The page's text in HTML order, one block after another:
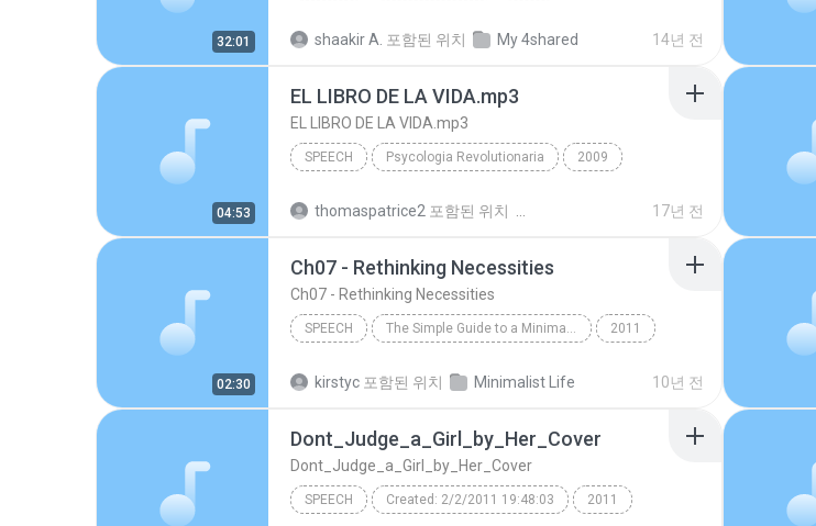
32:01 shaakir A. 포함된 위치 My 4shared 14년 전
04:53
EL LIBRO DE LA VIDA.mp3
EL LIBRO DE LA VIDA.mp3
SPEECH Psycologia Revolutionaria 2009
thomaspatrice2 포함된 위치 17년 전
02:30
Ch07 - Rethinking Necessities
Ch07 - Rethinking Necessities
SPEECH The Simple Guide to a Minimalist Life by Leo Babauta 2011
kirstyc 포함된 위치 Minimalist Life 10년 전
Dont_Judge_a_Girl_by_Her_Cover
Dont_Judge_a_Girl_by_Her_Cover
SPEECH Created: 2/2/2011 19:48:03 2011